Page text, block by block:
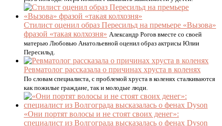
Стилист оценил образ Пересильд на премьере «Вызова»
фразой «такая колхозня» Александр Рогов вместе со своей
матерью Любовью Анатольевной оценил образ актрисы Юлии
Пересильд.
Ревматолог рассказала о причинах хруста в коленях
По словам специалиста, с проблемой хруста в коленях сталкиваются
как пожилые граждане, так и молодые люди.
«Они портят волосы и не стоят своих денег»:
специалист из Волгограда высказалась о фенах Dyson